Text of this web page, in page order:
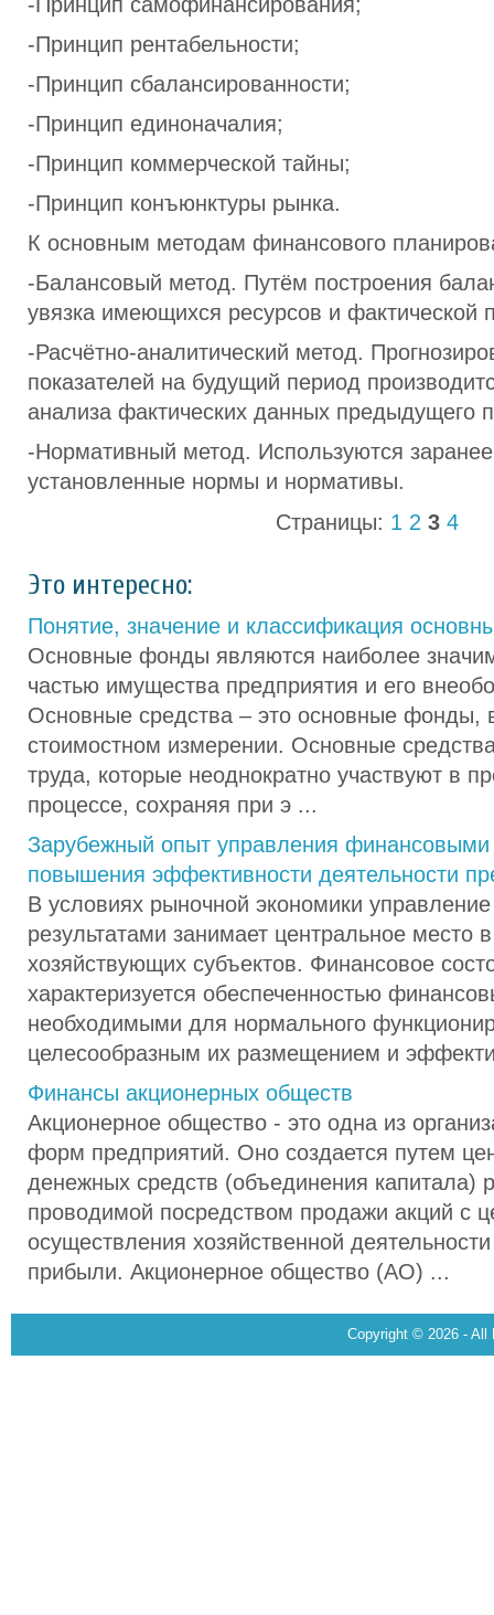
-Принцип рентабельности;
-Принцип сбалансированности;
-Принцип единоначалия;
-Принцип коммерческой тайны;
-Принцип конъюнктуры рынка.
К основным методам финансового
-Балансовый метод. Путём построения
увязка имеющихся ресурсов и фактической
-Расчётно-аналитический метод.
показателей на будущий период
анализа фактических данных предыдущего
-Нормативный метод. Используются
установленные нормы и нормативы.
Страницы: 1 2 3 4
Это интересно:
Понятие, значение и классификация
Основные фонды являются наиболее
частью имущества предприятия и его
Основные средства – это основные фонды,
стоимостном измерении. Основные
труда, которые неоднократно участвуют в
процессе, сохраняя при э ...
Зарубежный опыт управления финансовыми
повышения эффективности деятельности
В условиях рыночной экономики
результатами занимает центральное место
хозяйствующих субъектов. Финансовое
характеризуется обеспеченностью
необходимыми для нормального
целесообразным их размещением и
Финансы акционерных обществ
Акционерное общество - это одна из
форм предприятий. Оно создается путем
денежных средств (объединения капитала)
проводимой посредством продажи акций с
осуществления хозяйственной
прибыли. Акционерное общество (АО) ...
Copyright © 2026 - All